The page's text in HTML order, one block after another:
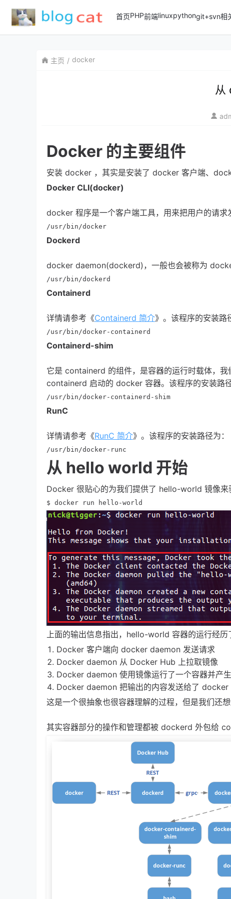
首页PHP前端linuxpythongit+svn相
主页 docker
从
Docker 的主要组件
安装 docker ，其实是安装了 docker 客户端、
Docker CLI(docker)
docker 程序是一个客户端工具，用来把用户的请
/usr/bin/docker
Dockerd
docker daemon(dockerd)，一般也会被称为
/usr/bin/dockerd
Containerd
详情请参考《Containerd 简介》。该程序的安装路
/usr/bin/docker-containerd
Containerd-shim
它是 containerd 的组件，是容器的运行时载体，
containerd 启动的 docker 容器。该程序的安装路径
/usr/bin/docker-containerd-shim
RunC
详情请参考《RunC 简介》。该程序的安装路径为：
/usr/bin/docker-runc
从 hello world 开始
Docker 很贴心的为我们提供了 hello-world 镜像来
$ docker run hello-world
上面的输出信息指出，hello-world 容器的运行经历
Docker 客户端向 docker daemon 发送请求
Docker daemon 从 Docker Hub 上拉取镜像
Docker daemon 使用镜像运行了一个容器并产
Docker daemon 把输出的内容发送给了 docker
这是一个很抽象也很容器理解的过程，但是我们还
其实容器部分的操作和管理都被 dockerd 外包给